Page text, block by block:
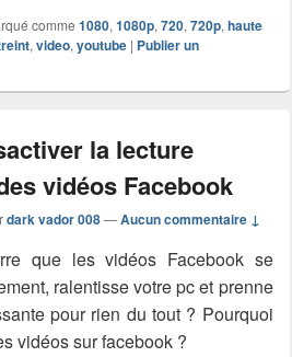
comme 1080, 1080p, 720, 720p, haute
, video, youtube | Publier un
la lecture
vidéos Facebook
dark vador 008 —Aucun commentaire ↓
que les vidéos Facebook se
ralentisse votre pc et prenne
pour rien du tout ? Pourquoi
vidéos sur facebook ?